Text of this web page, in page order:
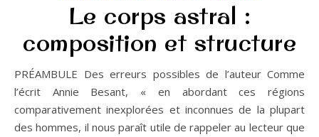
Le corps astral :
composition et structure
PRÉAMBULE Des erreurs possibles de l’auteur Comme
l’écrit Annie Besant, « en abordant ces régions
comparativement inexplorées et inconnues de la plupart
des hommes, il nous paraît utile de rappeler au lecteur que